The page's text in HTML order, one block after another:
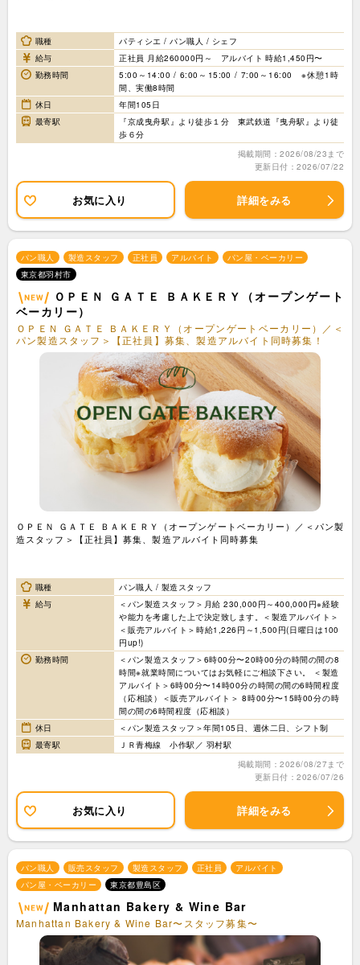
職種
パティシエ / パン職人 / シェフ
給与
正社員 月給260000円～ アルバイト 時給1,450円〜
勤務時間
5:00～14:00 / 6:00～15:00 / 7:00～16:00 ※休憩1時
間、実働8時間
休日
年間105日
最寄駅
『京成曳舟駅』より徒歩１分 東武鉄道『曳舟駅』より徒
歩６分
掲載期間：2026/08/23まで
更新日付：2026/07/22
お気に入り 詳細をみる
パン職人 製造スタッフ 正社員 アルバイト
パン屋・ベーカリー
東京都羽村市
ＯＰＥＮ ＧＡＴＥ ＢＡＫＥＲＹ（オープンゲート
ベーカリー）
ＯＰＥＮ ＧＡＴＥ ＢＡＫＥＲＹ（オープンゲートベーカリー）／＜
パン製造スタッフ＞【正社員】募集、製造アルバイト同時募集！
ＯＰＥＮ ＧＡＴＥ ＢＡＫＥＲＹ（オープンゲートベーカリー）／＜パン製
造スタッフ＞【正社員】募集、製造アルバイト同時募集
職種
パン職人 / 製造スタッフ
給与
＜パン製造スタッフ＞月給 230,000円～400,000円※経験
や能力を考慮した上で決定致します。＜製造アルバイト＞
＜販売アルバイト＞時給1,226円～1,500円(日曜日は100
円up!)
勤務時間
＜パン製造スタッフ＞6時00分〜20時00分の時間の間の8
時間※就業時間についてはお気軽にご相談下さい。 ＜製造
アルバイト＞6時00分〜14時00分の時間の間の6時間程度
（応相談）＜販売アルバイト＞ 8時00分〜15時00分の時
間の間の6時間程度（応相談）
休日
＜パン製造スタッフ＞年間105日、週休二日、シフト制
最寄駅
ＪＲ青梅線 小作駅／ 羽村駅
掲載期間：2026/08/27まで
更新日付：2026/07/26
お気に入り 詳細をみる
パン職人 販売スタッフ 製造スタッフ 正社員
アルバイト
パン屋・ベーカリー
東京都豊島区
Manhattan Bakery & Wine Bar
Manhattan Bakery & Wine Bar〜スタッフ募集〜